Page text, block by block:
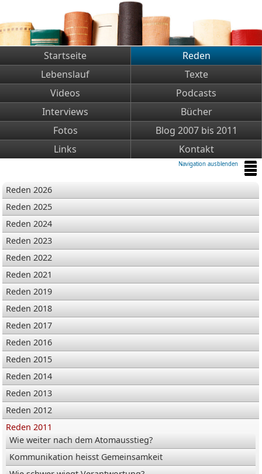
Startseite
Reden
Lebenslauf
Texte
Videos
Podcasts
Interviews
Bücher
Fotos
Blog 2007 bis 2011
Links
Kontakt
Navigation ausblenden
Reden 2026
Reden 2025
Reden 2024
Reden 2023
Reden 2022
Reden 2021
Reden 2019
Reden 2018
Reden 2017
Reden 2016
Reden 2015
Reden 2014
Reden 2013
Reden 2012
Reden 2011
Wie weiter nach dem Atomausstieg?
Kommunikation heisst Gemeinsamkeit